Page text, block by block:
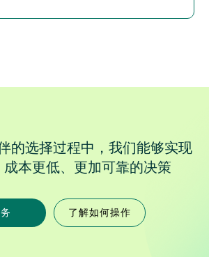
的选择过程中，我们能够实现
本更低、更加可靠的决策
了解如何操作